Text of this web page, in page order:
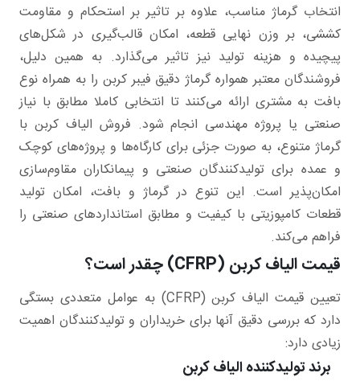
انتخاب گرماژ مناسب، علاوه بر تاثیر بر استحکام و مقاومت
کششی، بر وزن نهایی قطعه، امکان قالب‌گیری در شکل‌های
پیچیده و هزینه تولید نیز تاثیر می‌گذارد. به همین دلیل،
فروشندگان معتبر همواره گرماژ دقیق فیبر کربن را به همراه نوع
بافت به مشتری ارائه می‌کنند تا انتخابی کاملا مطابق با نیاز
صنعتی یا پروژه مهندسی انجام شود. فروش الیاف کربن با
گرماژ متنوع، به صورت جزئی برای کارگاه‌ها و پروژه‌های کوچک
و عمده برای تولیدکنندگان صنعتی و پیمانکاران مقاوم‌سازی
امکان‌پذیر است. این تنوع در گرماژ و بافت، امکان تولید
قطعات کامپوزیتی با کیفیت و مطابق استانداردهای صنعتی را
فراهم می‌کند.
قیمت الیاف کربن (CFRP) چقدر است؟
تعیین قیمت الیاف کربن (CFRP) به عوامل متعددی بستگی
دارد که بررسی دقیق آنها برای خریداران و تولیدکنندگان اهمیت
زیادی دارد:
برند تولیدکننده الیاف کربن